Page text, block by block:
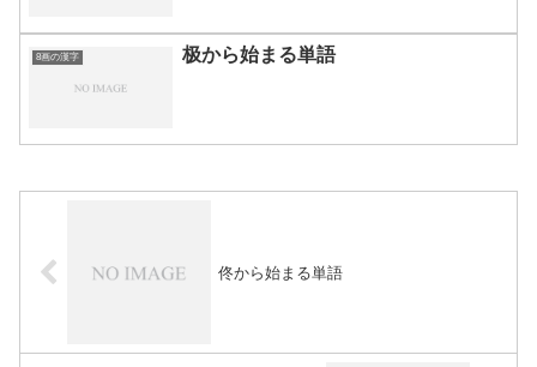
8画の漢字 极から始まる単語
佟から始まる単語